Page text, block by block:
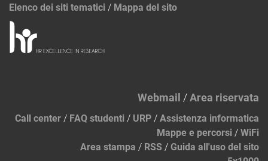
Elenco dei siti tematici / Mappa del sito
Webmail /Area riservata
Call center / FAQ studenti / URP / Assistenza informatica
Mappe e percorsi / WiFi
Area stampa / RSS / Guida all'uso del sito